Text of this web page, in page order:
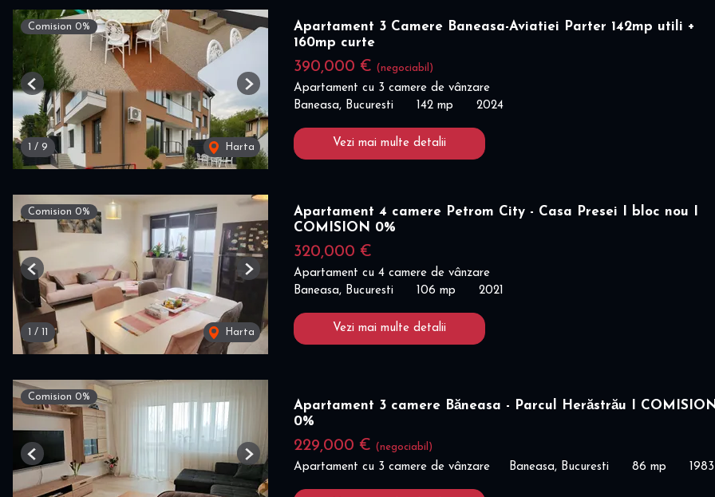
Comision 0%
1 / 9 Harta
Previous Next
Apartament 3 Camere Baneasa-Aviatiei Parter 142mp utili +
160mp curte
390,000 € (negociabil)
Apartament cu 3 camere de vânzare
Baneasa, Bucuresti
142 mp 2024
Vezi mai multe detalii
Comision 0%
1 / 11 Harta
Previous Next
Apartament 4 camere Petrom City - Casa Presei I bloc nou I
COMISION 0%
320,000 €
Apartament cu 4 camere de vânzare
Baneasa, Bucuresti
106 mp 2021
Vezi mai multe detalii
Comision 0%
Previous Next
Apartament 3 camere Băneasa - Parcul Herăstrău I
0%
229,000 € (negociabil)
Apartament cu 3 camere de vânzare Baneasa, Bucuresti 86 mp 1983